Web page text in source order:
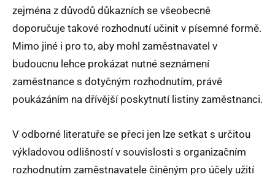
zejména z důvodů důkazních se všeobecně
doporučuje takové rozhodnutí učinit v písemné formě.
Mimo jiné i pro to, aby mohl zaměstnavatel v
budoucnu lehce prokázat nutné seznámení
zaměstnance s dotyčným rozhodnutím, právě
poukázáním na dřívější poskytnutí listiny zaměstnanci.
V odborné literatuře se přeci jen lze setkat s určitou
výkladovou odlišností v souvislosti s organizačním
rozhodnutím zaměstnavatele činěným pro účely užití